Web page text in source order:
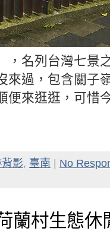
，名列台灣七景
來過，包含關子
便來逛逛，可惜
影, 臺南
No
蘭村生態休